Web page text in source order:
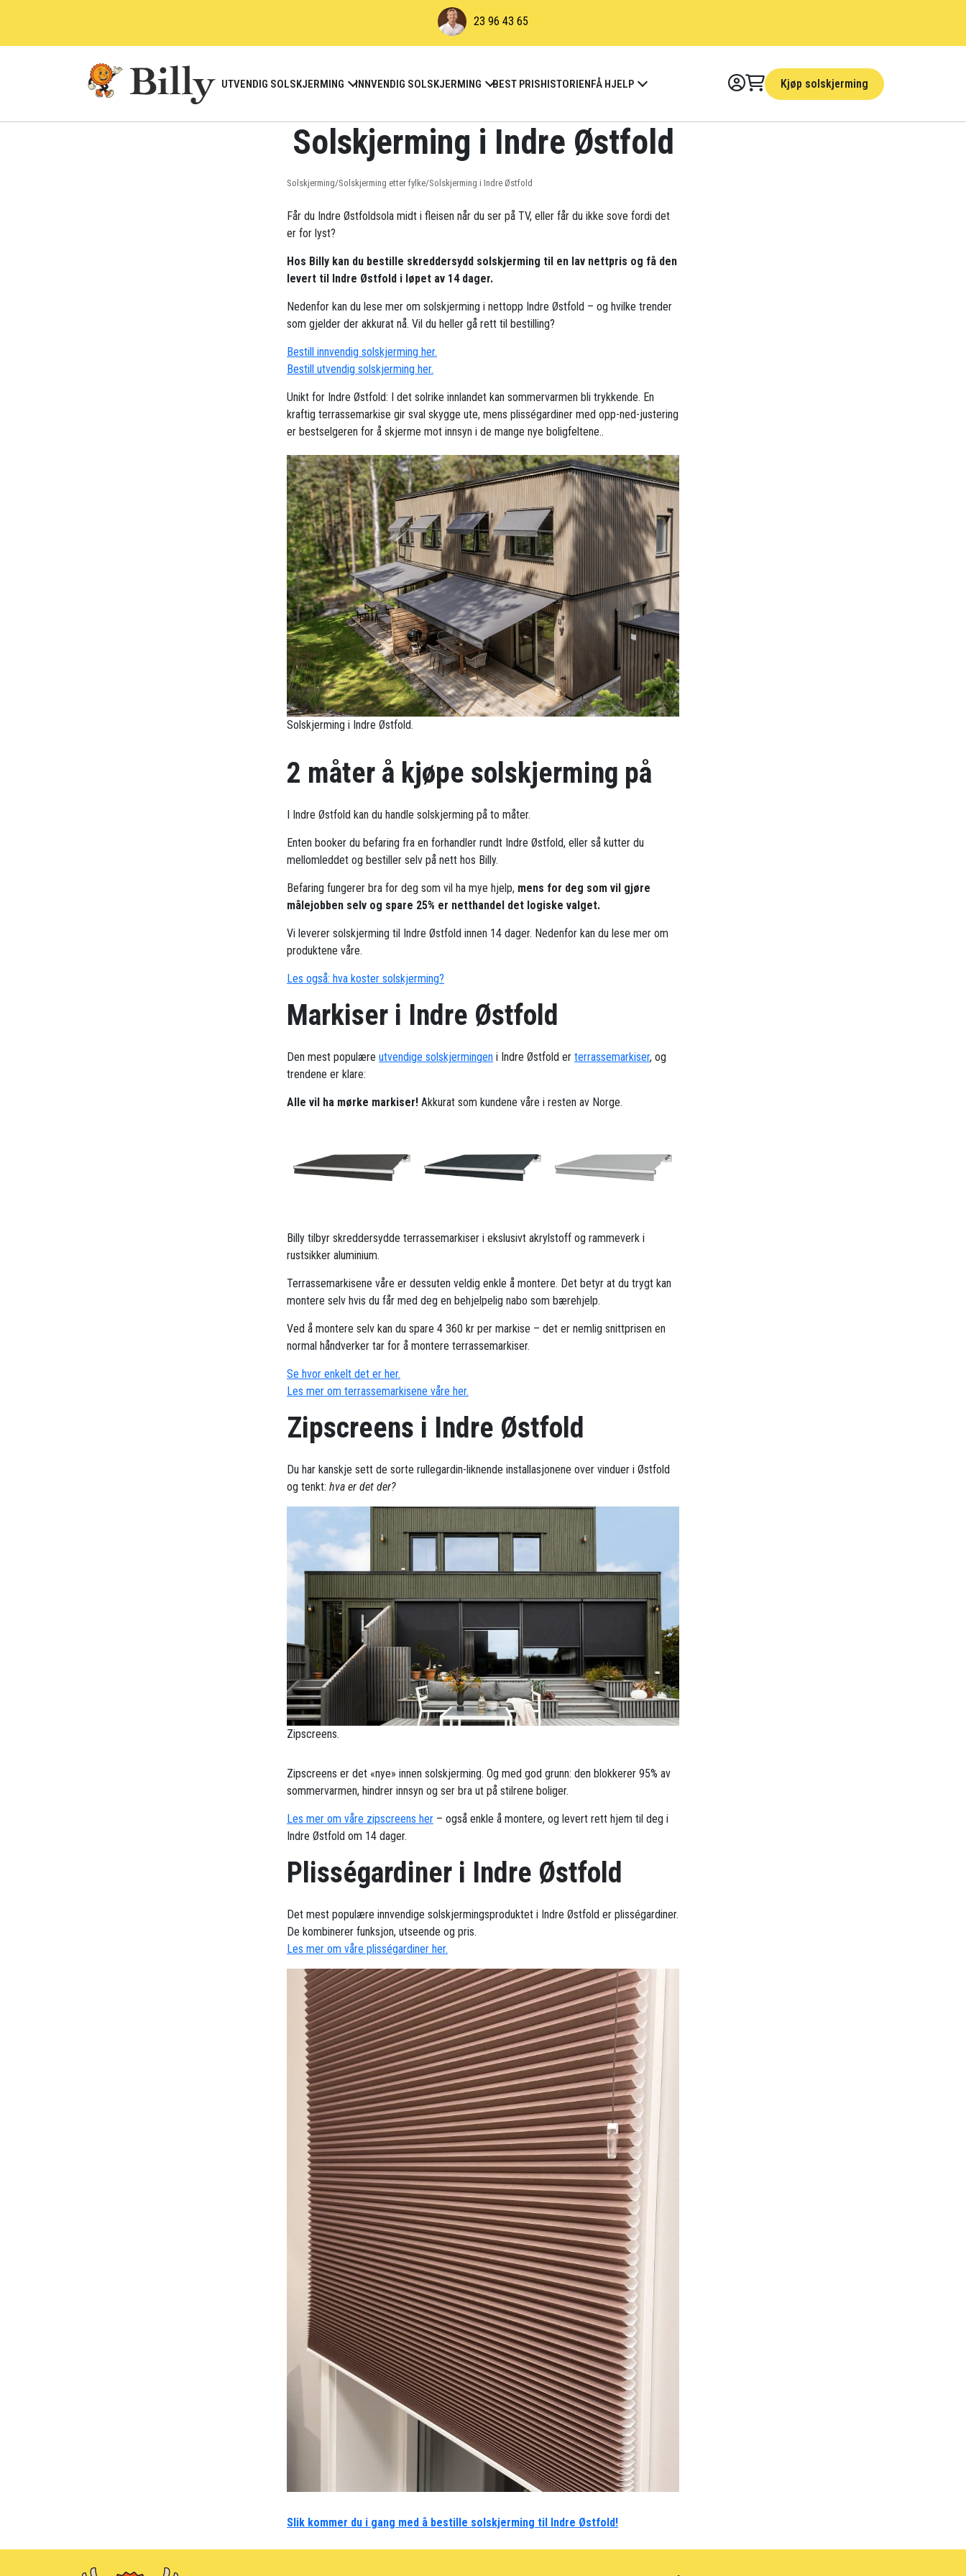
23 96 43 65
UTVENDIG SOLSKJERMING INNVENDIG SOLSKJERMING BEST PRISHISTORIENFÅ HJELP Kjøp solskjerming
Solskjerming i Indre Østfold
Solskjerming/Solskjerming etter fylke/Solskjerming i Indre Østfold
Får du Indre Østfoldsola midt i fleisen når du ser på TV, eller får du ikke sove fordi det
er for lyst?
Hos Billy kan du bestille skreddersydd solskjerming til en lav nettpris og få den
levert til Indre Østfold i løpet av 14 dager.
Nedenfor kan du lese mer om solskjerming i nettopp Indre Østfold – og hvilke trender
som gjelder der akkurat nå. Vil du heller gå rett til bestilling?
Bestill innvendig solskjerming her.
Bestill utvendig solskjerming her.
Unikt for Indre Østfold: I det solrike innlandet kan sommervarmen bli trykkende. En
kraftig terrassemarkise gir sval skygge ute, mens plisségardiner med opp-ned-justering
er bestselgeren for å skjerme mot innsyn i de mange nye boligfeltene..
Solskjerming i Indre Østfold.
2 måter å kjøpe solskjerming på
I Indre Østfold kan du handle solskjerming på to måter.
Enten booker du befaring fra en forhandler rundt Indre Østfold, eller så kutter du
mellomleddet og bestiller selv på nett hos Billy.
Befaring fungerer bra for deg som vil ha mye hjelp, mens for deg som vil gjøre
målejobben selv og spare 25% er netthandel det logiske valget.
Vi leverer solskjerming til Indre Østfold innen 14 dager. Nedenfor kan du lese mer om
produktene våre.
Les også: hva koster solskjerming?
Markiser i Indre Østfold
Den mest populære utvendige solskjermingen i Indre Østfold er terrassemarkiser, og
trendene er klare:
Alle vil ha mørke markiser! Akkurat som kundene våre i resten av Norge.
Billy tilbyr skreddersydde terrassemarkiser i ekslusivt akrylstoff og rammeverk i
rustsikker aluminium.
Terrassemarkisene våre er dessuten veldig enkle å montere. Det betyr at du trygt kan
montere selv hvis du får med deg en behjelpelig nabo som bærehjelp.
Ved å montere selv kan du spare 4 360 kr per markise – det er nemlig snittprisen en
normal håndverker tar for å montere terrassemarkiser.
Se hvor enkelt det er her.
Les mer om terrassemarkisene våre her.
Zipscreens i Indre Østfold
Du har kanskje sett de sorte rullegardin-liknende installasjonene over vinduer i Østfold
og tenkt: hva er det der?
Zipscreens.
Zipscreens er det «nye» innen solskjerming. Og med god grunn: den blokkerer 95% av
sommervarmen, hindrer innsyn og ser bra ut på stilrene boliger.
Les mer om våre zipscreens her – også enkle å montere, og levert rett hjem til deg i
Indre Østfold om 14 dager.
Plisségardiner i Indre Østfold
Det mest populære innvendige solskjermingsproduktet i Indre Østfold er plisségardiner.
De kombinerer funksjon, utseende og pris.
Les mer om våre plisségardiner her.
Slik kommer du i gang med å bestille solskjerming til Indre Østfold!